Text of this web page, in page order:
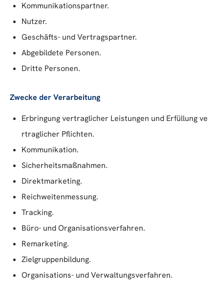
Kommunikationspartner.
Nutzer.
Geschäfts- und Vertragspartner.
Abgebildete Personen.
Dritte Personen.
Zwecke der Verarbeitung
Erbringung vertraglicher Leistungen und Erfüllung ve
rtraglicher Pflichten.
Kommunikation.
Sicherheitsmaßnahmen.
Direktmarketing.
Reichweitenmessung.
Tracking.
Büro- und Organisationsverfahren.
Remarketing.
Zielgruppenbildung.
Organisations- und Verwaltungsverfahren.